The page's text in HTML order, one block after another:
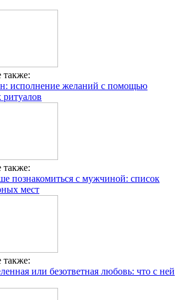
также:
исполнение желаний с помощью
ритуалов
также:
познакомиться с мужчиной: список
мест
также:
или безответная любовь: что с ней